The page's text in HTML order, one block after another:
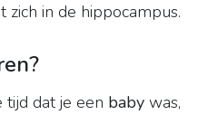
in de hippocampus.
dat je een baby was,